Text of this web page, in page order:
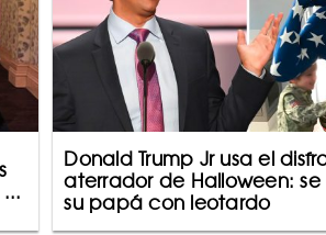
Donald Trump Jr usa el
aterrador de Halloween: se
su papá con leotardo